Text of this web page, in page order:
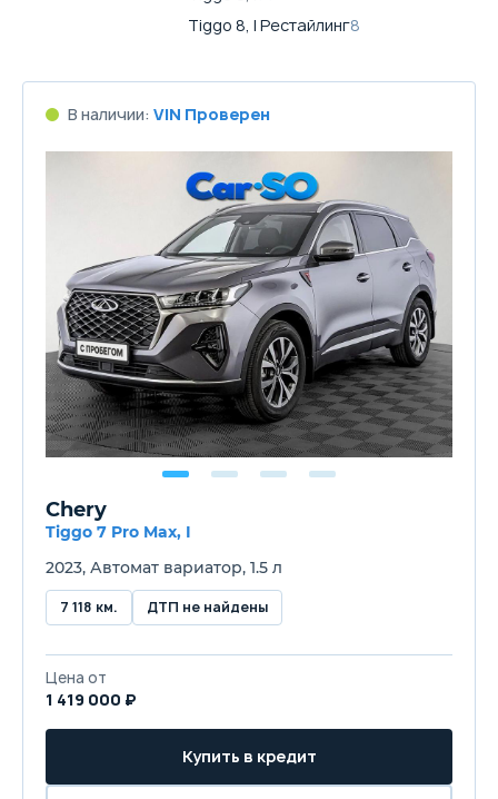
Tiggo 8, I Рестайлинг8
В наличии: VIN Проверен
Chery
Tiggo 7 Pro Max, I
2023, Автомат вариатор, 1.5 л
7 118 км. ДТП не найдены
Цена от
1 419 000 ₽
Купить в кредит